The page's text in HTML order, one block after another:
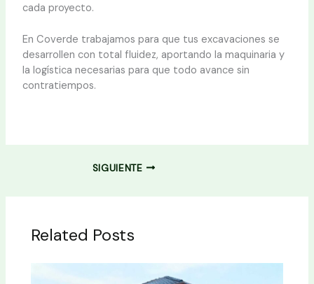
cada proyecto.
En Coverde trabajamos para que tus excavaciones se
desarrollen con total fluidez, aportando la maquinaria y
la logística necesarias para que todo avance sin
contratiempos.
SIGUIENTE
Related Posts